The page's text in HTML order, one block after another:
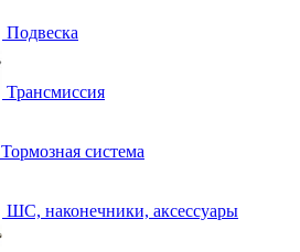
Подвеска
Трансмиссия
Тормозная система
ШС, наконечники, аксессуары